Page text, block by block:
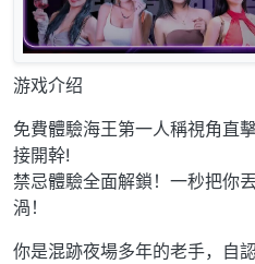
游戏介绍
免費體驗海王第一人稱視角直
接開幹!
禁忌體驗全面解鎖！一秒把你
渦！
你是混跡夜場多年的老手，自